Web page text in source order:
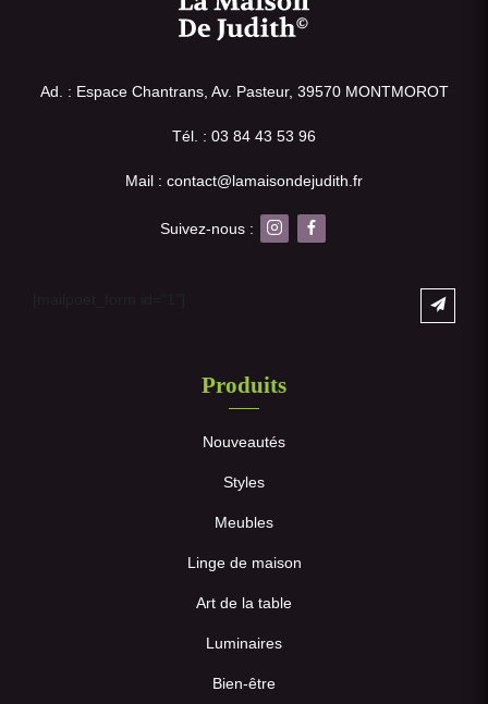
Ad. : Espace Chantrans, Av. Pasteur, 39570 MONTMOROT
Tél. : 03 84 43 53 96
Mail : contact@lamaisondejudith.fr
Suivez-nous :
Produits
Nouveautés
Styles
Meubles
Linge de maison
Art de la table
Luminaires
Bien-être